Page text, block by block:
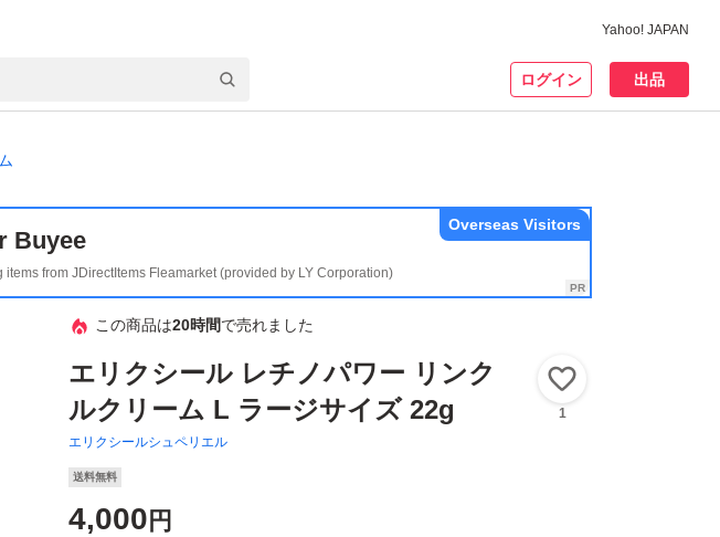
Yahoo! JAPAN
ログイン 出品
Buyee
from JDirectItems Fleamarket (provided by LY Corporation)
Overseas Visitors
この商品は20時間で売れました
エリクシール レチノパワー リンク
ルクリーム L ラージサイズ 22g
エリクシールシュペリエル
1
送料無料
4,000 円